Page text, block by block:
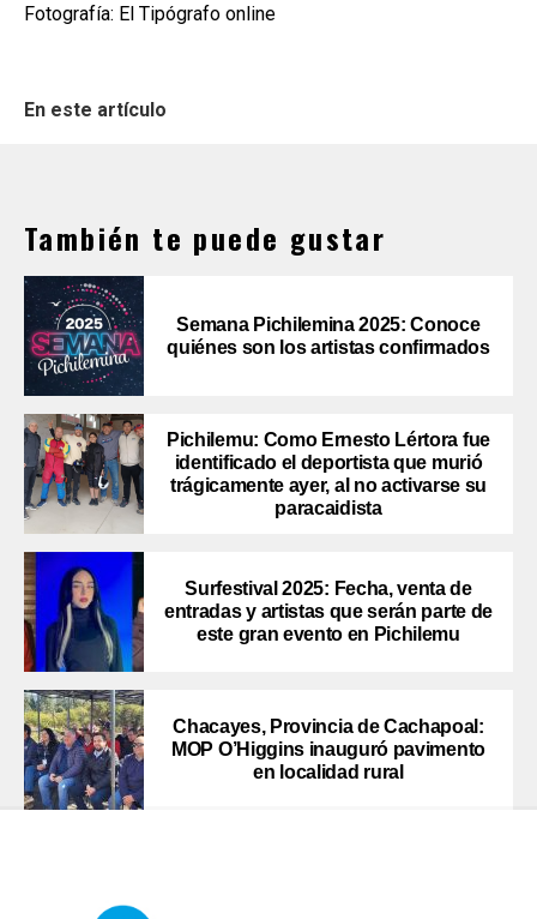
Fotografía: El Tipógrafo online
En este artículo
También te puede gustar
Semana Pichilemina 2025: Conoce
quiénes son los artistas confirmados
Pichilemu: Como Ernesto Lértora fue
identificado el deportista que murió
trágicamente ayer, al no activarse su
paracaidista
Surfestival 2025: Fecha, venta de
entradas y artistas que serán parte de
este gran evento en Pichilemu
Chacayes, Provincia de Cachapoal:
MOP O’Higgins inauguró pavimento
en localidad rural